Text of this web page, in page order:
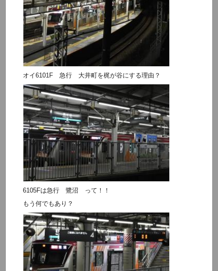
オイ6101F 急行 大井町を梶が谷にする理由？
6105Fは急行 鷺沼 って！！
もう何でもあり？